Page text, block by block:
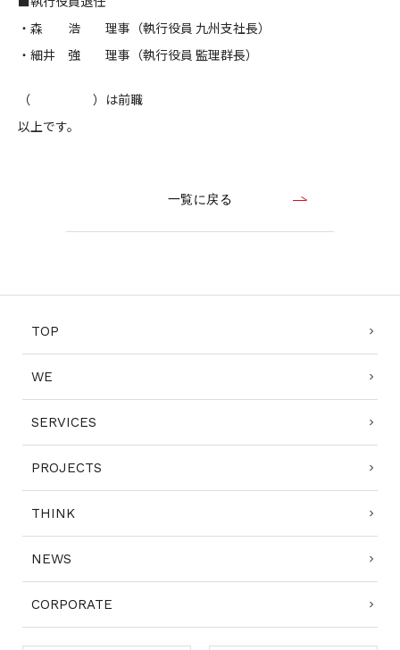
・森 浩 理事（執行役員 九州支社長）
・細井 強 理事（執行役員 監理群長）
（ ）は前職
以上です。
一覧に戻る
TOP
WE
SERVICES
PROJECTS
THINK
NEWS
CORPORATE